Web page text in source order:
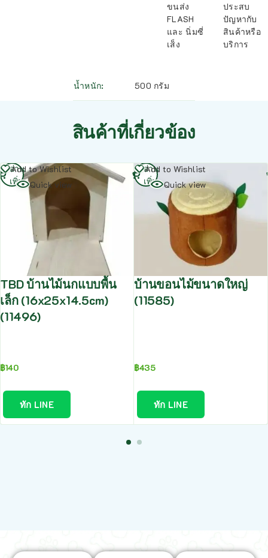
ขนส่ง
FLASH
และ นิ่มซี่
เส็ง
ประสบ
ปัญหากับ
สินค้าหรือ
บริการ
น้ำหนัก 500 กรัม
สินค้าที่เกี่ยวข้อง
Add to Wishlist
Quick view
TBD บ้านไม้นกแบบพื้น
เล็ก (16x25x14.5cm)
(11496)
฿140
ทัก LINE
อ่าน
เพิ่ม
Add to Wishlist
Quick view
บ้านขอนไม้ขนาดใหญ่
(11585)
฿435
ทัก LINE
อ่าน
เพิ่ม